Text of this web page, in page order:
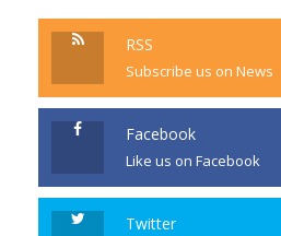
RSS
Subscribe us on News
Facebook
Like us on Facebook
Twitter